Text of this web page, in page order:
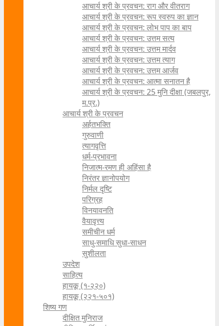
आचार्य श्री के प्रवचन: राग और वीतराग
आचार्य श्री के प्रवचन: रूप स्वरुप का ज्ञान
आचार्य श्री के प्रवचन: लोभ पाप का बाप
आचार्य श्री के प्रवचन: उत्तम सत्य
आचार्य श्री के प्रवचन: उत्तम मार्दव
आचार्य श्री के प्रवचन: उत्तम त्याग
आचार्य श्री के प्रवचन: उत्तम आर्जव
आचार्य श्री के प्रवचन: आत्मा सनातन है
आचार्य श्री के प्रवचन: 25 मुनि दीक्षा (जबलपुर,
म.प्र.)
आचार्य श्री के प्रवचन
अर्हतभक्ति
गुरुवाणी
त्यागवृत्ति
धर्म-प्रभावना
निजात्म-रमण ही अहिंसा है
निरंतर ज्ञानोपयोग
निर्मल दृष्टि
परिग्रह
विनयावनति
वैयावृत्त्य
समीचीन धर्म
साधु-समाधि सुधा-साधन
सुशीलता
उपदेश
साहित्य
हायकू (१‍-२२०)
हायकू (२२१-५०१)
शिष्य गण
दीक्षित मुनिराज